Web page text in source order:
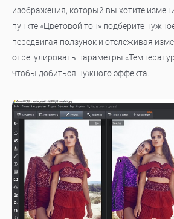
изображения, который вы хотите
пункте «Цветовой тон» подберите
передвигая ползунок и отслеживая
отрегулировать параметры
чтобы добиться нужного эффекта.